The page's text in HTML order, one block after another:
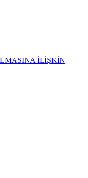
İLİŞKİN